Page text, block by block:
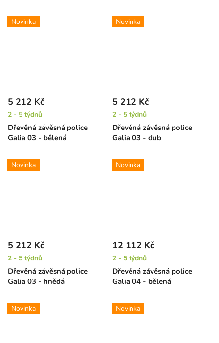
Novinka
Dřevěná závěsná police
Galia 03 - bělená
5 212 Kč
2 - 5 týdnů
Novinka
Dřevěná závěsná police
Galia 03 - dub
5 212 Kč
2 - 5 týdnů
Novinka
Dřevěná závěsná police
Galia 03 - hnědá
5 212 Kč
2 - 5 týdnů
Novinka
Dřevěná závěsná police
Galia 04 - bělená
12 112 Kč
2 - 5 týdnů
Novinka Novinka